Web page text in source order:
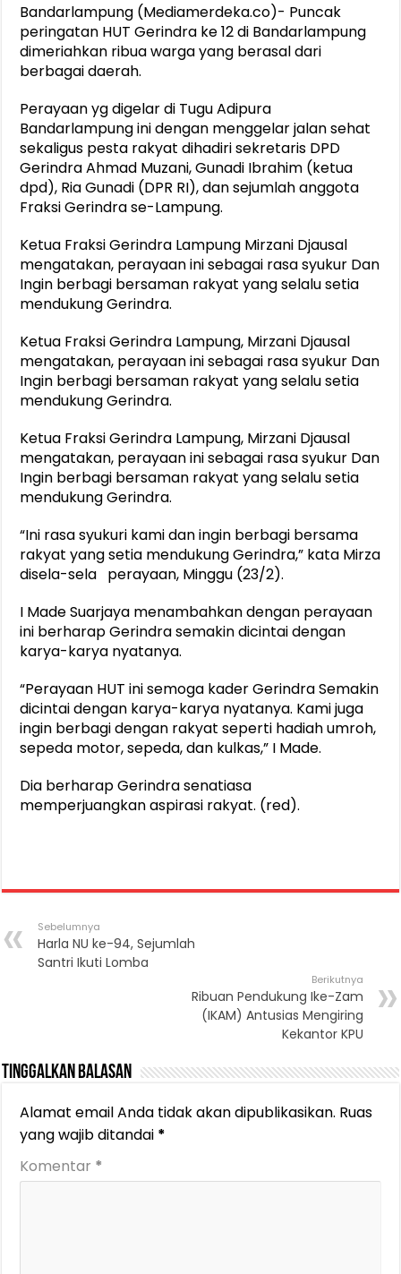
Bandarlampung (Mediamerdeka.co)- Puncak
peringatan HUT Gerindra ke 12 di Bandarlampung
dimeriahkan ribua warga yang berasal dari
berbagai daerah.
Perayaan yg digelar di Tugu Adipura
Bandarlampung ini dengan menggelar jalan sehat
sekaligus pesta rakyat dihadiri sekretaris DPD
Gerindra Ahmad Muzani, Gunadi Ibrahim (ketua
dpd), Ria Gunadi (DPR RI), dan sejumlah anggota
Fraksi Gerindra se-Lampung.
Ketua Fraksi Gerindra Lampung Mirzani Djausal
mengatakan, perayaan ini sebagai rasa syukur Dan
Ingin berbagi bersaman rakyat yang selalu setia
mendukung Gerindra.
Ketua Fraksi Gerindra Lampung, Mirzani Djausal
mengatakan, perayaan ini sebagai rasa syukur Dan
Ingin berbagi bersaman rakyat yang selalu setia
mendukung Gerindra.
Ketua Fraksi Gerindra Lampung, Mirzani Djausal
mengatakan, perayaan ini sebagai rasa syukur Dan
Ingin berbagi bersaman rakyat yang selalu setia
mendukung Gerindra.
“Ini rasa syukuri kami dan ingin berbagi bersama
rakyat yang setia mendukung Gerindra,” kata Mirza
disela-sela perayaan, Minggu (23/2).
I Made Suarjaya menambahkan dengan perayaan
ini berharap Gerindra semakin dicintai dengan
karya-karya nyatanya.
“Perayaan HUT ini semoga kader Gerindra Semakin
dicintai dengan karya-karya nyatanya. Kami juga
ingin berbagi dengan rakyat seperti hadiah umroh,
sepeda motor, sepeda, dan kulkas,” I Made.
Dia berharap Gerindra senatiasa
memperjuangkan aspirasi rakyat. (red).
Sebelumnya
Harla NU ke-94, Sejumlah
Santri Ikuti Lomba
Berikutnya
Ribuan Pendukung Ike-Zam
(IKAM) Antusias Mengiring
Kekantor KPU
Tinggalkan Balasan
Alamat email Anda tidak akan dipublikasikan. Ruas
yang wajib ditandai *
Komentar *